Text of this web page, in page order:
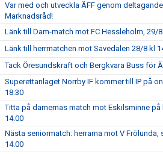
Var med och utveckla ÄFF genom
Marknadsråd!
Länk till Dam-match mot FC Hessleholm, 29/
Länk till herrmatchen mot Sävedalen 28/8 kl
Tack Öresundskraft och Bergkvara Buss för
Superettanlaget Norrby IF kommer till IP på
18:30
Titta på damernas match mot Eskilsminne på
14.00
Nästa seniormatch: herrarna mot V Frölunda,
14.00